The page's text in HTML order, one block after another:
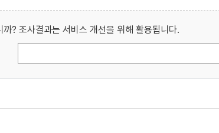
? 조사결과는 서비스 개선을 위해 활용됩니다.